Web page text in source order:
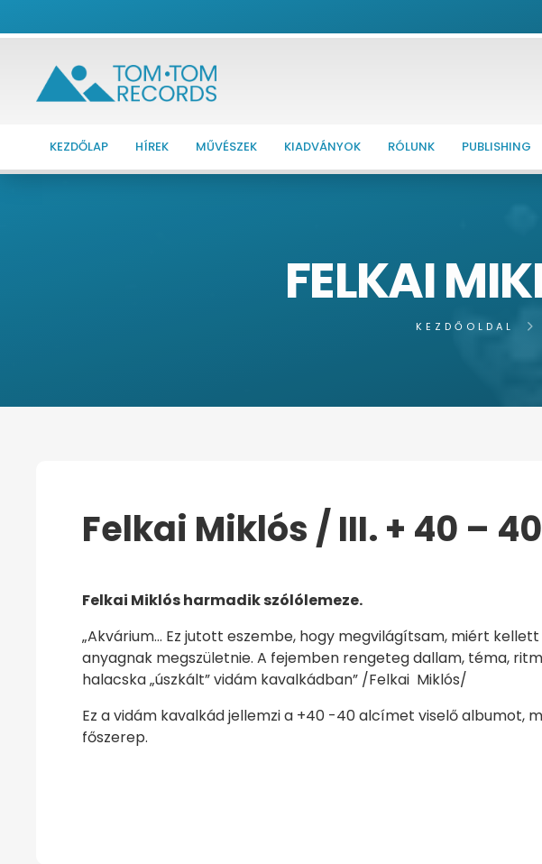
KEZDŐLAP HÍREK MŰVÉSZEK KIADVÁNYOK RÓLUNK PUBLISHING
FELKAI
KEZDŐOLDAL
Felkai Miklós / III. + 40 – 40
Felkai Miklós harmadik szólólemeze.
„Akvárium… Ez jutott eszembe, hogy megvilágítsam, miért
anyagnak megszületnie. A fejemben rengeteg dallam, téma,
halacska „úszkált” vidám kavalkádban” /Felkai Miklós/
Ez a vidám kavalkád jellemzi a +40 -40 alcímet viselő albumot,
főszerep.